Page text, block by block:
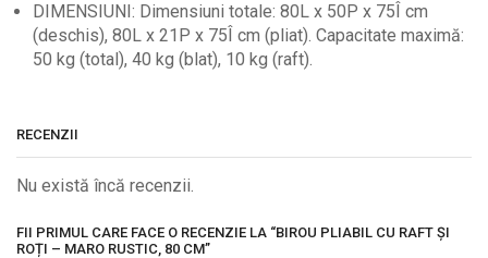
DIMENSIUNI: Dimensiuni totale: 80L x 50P x 75Î cm
(deschis), 80L x 21P x 75Î cm (pliat). Capacitate maximă:
50 kg (total), 40 kg (blat), 10 kg (raft).
RECENZII
Nu există încă recenzii.
FII PRIMUL CARE FACE O RECENZIE LA “BIROU PLIABIL CU RAFT ȘI
ROȚI – MARO RUSTIC, 80 CM”